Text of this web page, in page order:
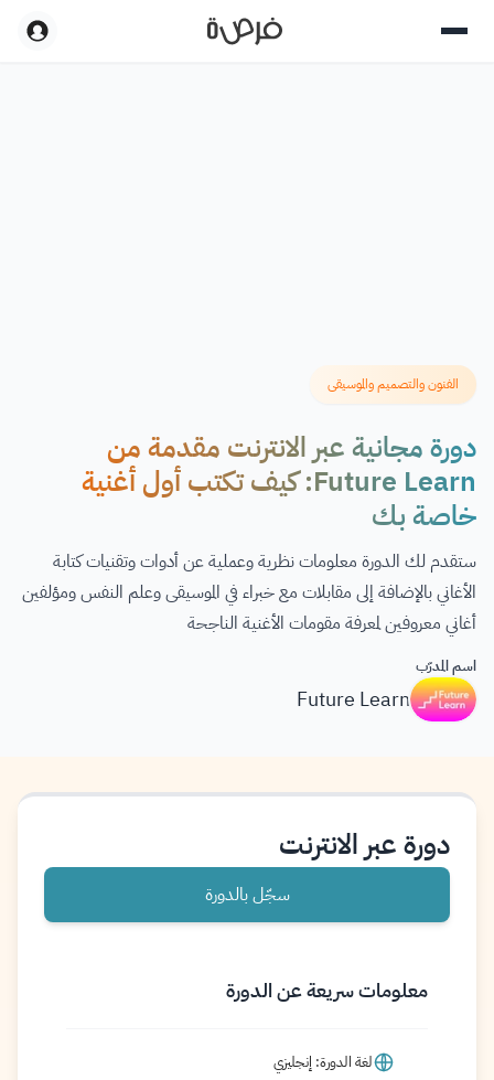
الفنون والتصميم والموسيقى
دورة مجانية عبر الانترنت مقدمة من
Future Learn: كيف تكتب أول أغنية
خاصة بك
ستقدم لك الدورة معلومات نظرية وعملية عن أدوات وتقنيات كتابة
الأغاني بالإضافة إلى مقابلات مع خبراء في الموسيقى وعلم النفس ومؤلفين
أغاني معروفين لمعرفة مقومات الأغنية الناجحة
اسم المدرّب
Future Learn
دورة عبر الانترنت
سجّل بالدورة
معلومات سريعة عن الدورة
لغة الدورة: إنجليزي